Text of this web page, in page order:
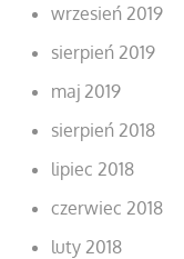
wrzesień 2019
sierpień 2019
maj 2019
sierpień 2018
lipiec 2018
czerwiec 2018
luty 2018